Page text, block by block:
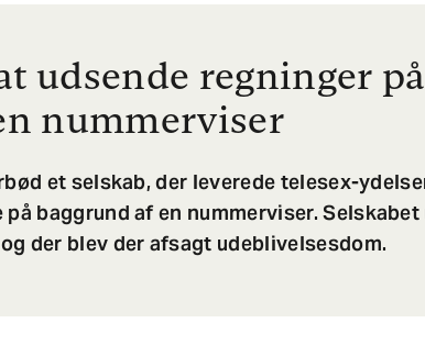
udsende regninger på
nummerviser
et selskab, der leverede telesex-
baggrund af en nummerviser. Selskabet
der blev der afsagt udeblivelsesdom.